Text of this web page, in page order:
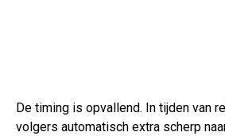
De timing is opvallend. In tijden van
volgers automatisch extra scherp